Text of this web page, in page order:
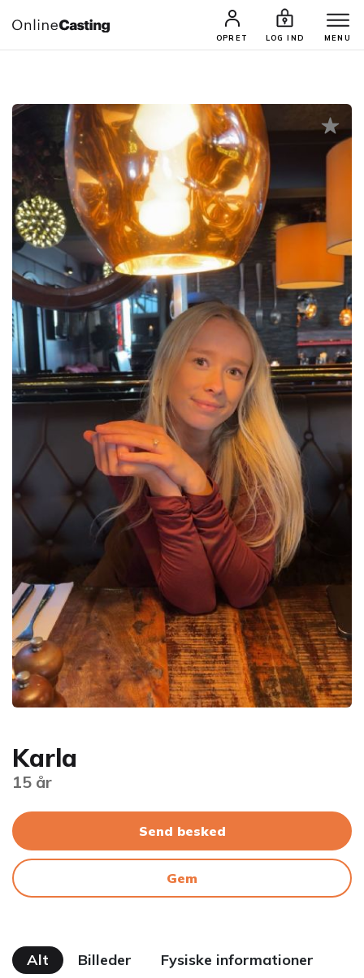
OPRET LOG IND MENU
CASTINGS & JOBS SØG PROFIL
Karla
15 år
Send besked
Gem
Alt Billeder Fysiske informationer